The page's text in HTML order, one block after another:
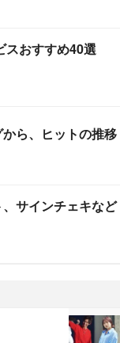
スおすすめ40選
ら、ヒットの推移
サインチェキなど